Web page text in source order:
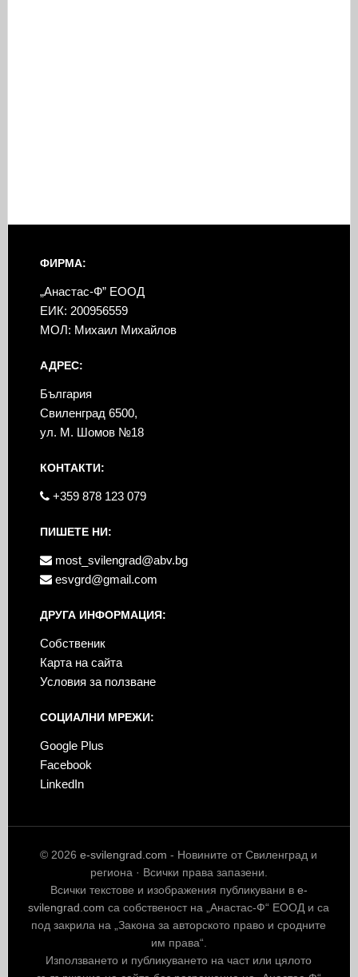
ФИРМА:
„Анастас-Ф” ЕООД
ЕИК: 200956559
МОЛ: Михаил Михайлов
АДРЕС:
България
Свиленград 6500,
ул. М. Шомов №18
КОНТАКТИ:
+359 878 123 079
ПИШЕТЕ НИ:
most_svilengrad@abv.bg
esvgrd@gmail.com
ДРУГА ИНФОРМАЦИЯ:
Собственик
Карта на сайта
Условия за ползване
СОЦИАЛНИ МРЕЖИ:
Google Plus
Facebook
LinkedIn
© 2026e-svilengrad.com - Новините от Свиленград и
региона · Всички права запазени.
Всички текстове и изображения публикувани в e-
svilengrad.com са собственост на „Анастас-Ф“ ЕООД и са
под закрила на „Закона за авторското право и сродните
им права“.
Използването и публикуването на част или цялото